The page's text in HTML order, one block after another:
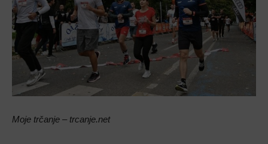
Moje trčanje – trcanje.net